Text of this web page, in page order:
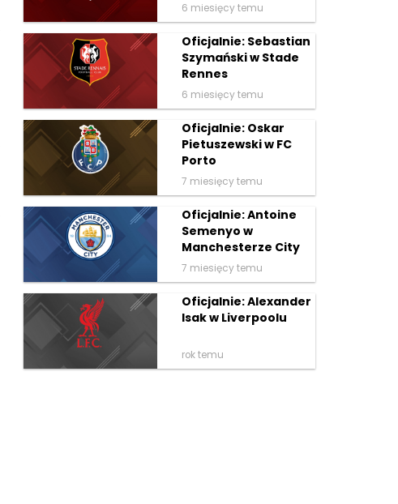
6 miesięcy temu
Oficjalnie: Sebastian
Szymański w Stade
Rennes
6 miesięcy temu
Oficjalnie: Oskar
Pietuszewski w FC
Porto
7 miesięcy temu
Oficjalnie: Antoine
Semenyo w
Manchesterze City
7 miesięcy temu
Oficjalnie: Alexander
Isak w Liverpoolu
rok temu